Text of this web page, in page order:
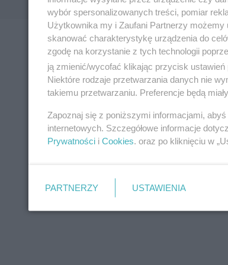
wybór spersonalizowanych treści, pomiar
Użytkownika my i Zaufani Partnerzy
skanować charakterystykę urządzenia do
zgodę na korzystanie z tych technologii
ją zmienić/wycofać klikając przycisk
Niektóre rodzaje przetwarzania danych nie
takiemu przetwarzaniu. Preferencje będą
Zapoznaj się z poniższymi informacjami,
internetowych. Szczegółowe informacje
Prywatności i Cookies. oraz po kliknięciu w
PARTNERZY USTAWIENIA